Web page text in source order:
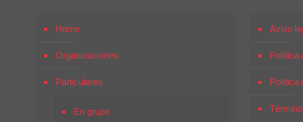
Home
Organizaciones
Particulares
En grupo
Aviso
Política
Política